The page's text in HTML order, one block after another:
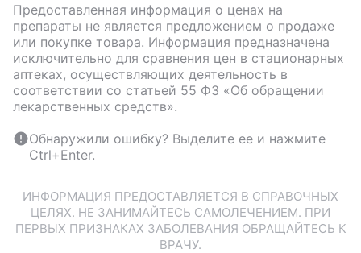
Предоставленная информация о ценах на
препараты не является предложением о продаже
или покупке товара. Информация предназначена
исключительно для сравнения цен в стационарных
аптеках, осуществляющих деятельность в
соответствии со статьей 55 ФЗ «Об обращении
лекарственных средств».
Обнаружили ошибку? Выделите ее и нажмите
Ctrl+Enter.
ИНФОРМАЦИЯ ПРЕДОСТАВЛЯЕТСЯ В СПРАВОЧНЫХ
ЦЕЛЯХ. НЕ ЗАНИМАЙТЕСЬ САМОЛЕЧЕНИЕМ. ПРИ
ПЕРВЫХ ПРИЗНАКАХ ЗАБОЛЕВАНИЯ ОБРАЩАЙТЕСЬ К
ВРАЧУ.